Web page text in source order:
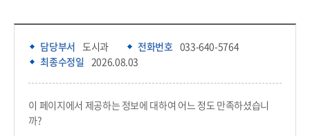
담당부서 정보 & 컨텐츠 만족도 조사 & 공공저작물 자유이용 허락 표시
담당부서 도시과 전화번호 033-640-5764
최종수정일 2026.08.03
이 페이지에서 제공하는 정보에 대하여 어느 정도 만족하셨습니
까?